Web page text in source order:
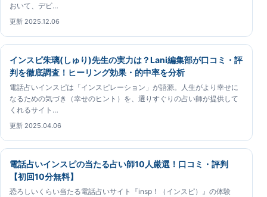
おいて、デビ…
更新 2025.12.06
インスピ朱璃(しゅり)先生の実力は？Lani編集部が口コミ・評
判を徹底調査！ヒーリング効果・的中率を分析
電話占いインスピは「インスピレーション」が語源。人生がより幸せに
なるための気づき（幸せのヒント）を、選りすぐりの占い師が提供して
くれるサイト…
更新 2025.04.06
電話占いインスピの当たる占い師10人厳選！口コミ・評判
【初回10分無料】
恐ろしいくらい当たる電話占いサイト『insp！（インスピ）』の体験